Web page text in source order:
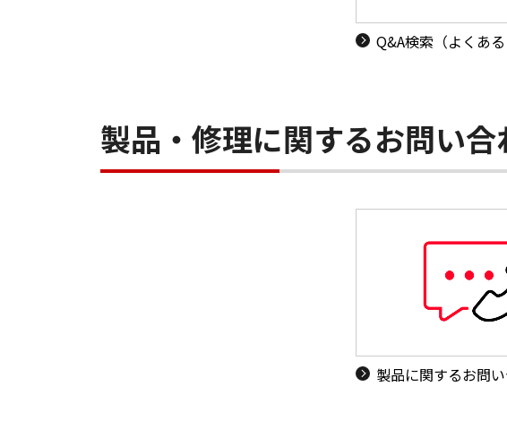
Q&A検索（よくある
製品・修理に関するお問い
製品に関するお問